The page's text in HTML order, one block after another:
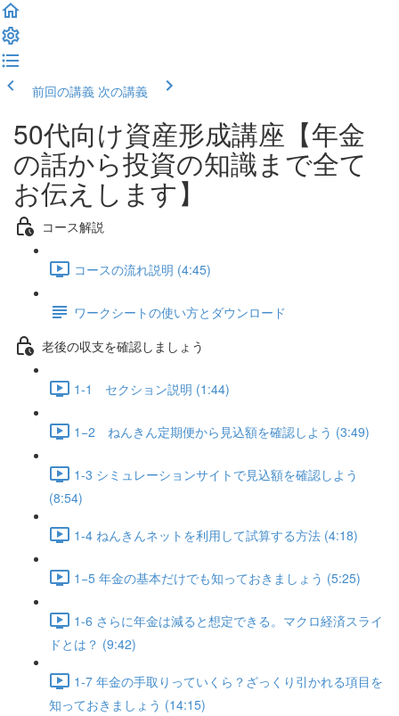
前回の講義 次の講義
50代向け資産形成講座【年金
の話から投資の知識まで全て
お伝えします】
コース解説
コースの流れ説明 (4:45)
ワークシートの使い方とダウンロード
老後の収支を確認しましょう
1-1 セクション説明 (1:44)
1−2 ねんきん定期便から見込額を確認しよう (3:49)
1-3 シミュレーションサイトで見込額を確認しよう
(8:54)
1-4 ねんきんネットを利用して試算する方法 (4:18)
1−5 年金の基本だけでも知っておきましょう (5:25)
1-6 さらに年金は減ると想定できる。マクロ経済スライ
ドとは？ (9:42)
1-7 年金の手取りっていくら？ざっくり引かれる項目を
知っておきましょう (14:15)